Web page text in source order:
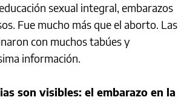
sexual integral, embarazos
Fue mucho más que el aborto. Las
con muchos tabúes y
información.
son visibles: el embarazo en la